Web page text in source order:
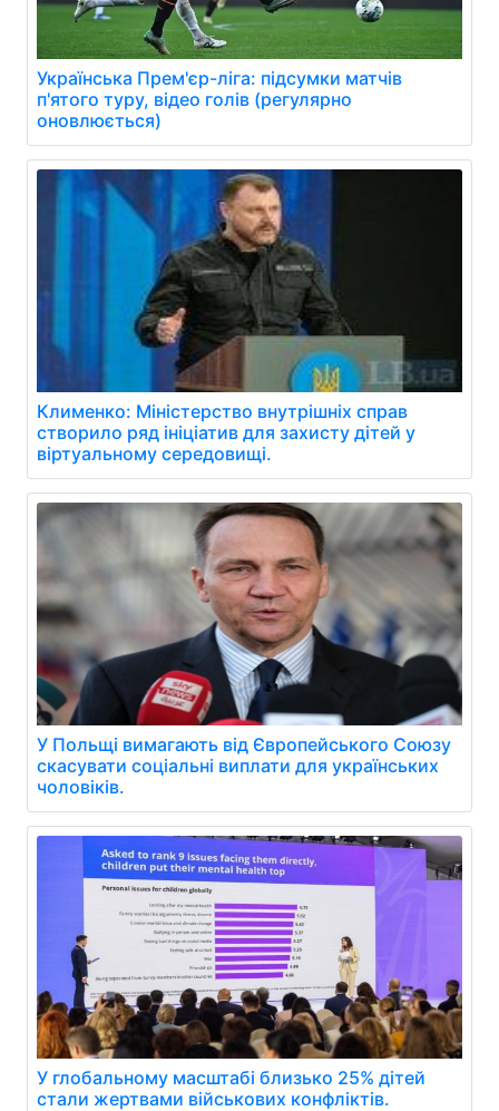
Українська Прем'єр-ліга: підсумки матчів
п'ятого туру, відео голів (регулярно
оновлюється)
Клименко: Міністерство внутрішніх справ
створило ряд ініціатив для захисту дітей у
віртуальному середовищі.
У Польщі вимагають від Європейського Союзу
скасувати соціальні виплати для українських
чоловіків.
У глобальному масштабі близько 25% дітей
стали жертвами військових конфліктів.